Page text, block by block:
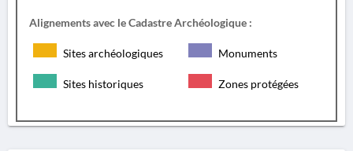
Alignements avec le Cadastre Archéologique :
Sites archéologiques Monuments
Sites historiques Zones protégées